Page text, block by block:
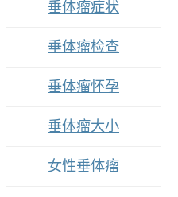
垂体瘤症状
垂体瘤检查
垂体瘤怀孕
垂体瘤大小
女性垂体瘤